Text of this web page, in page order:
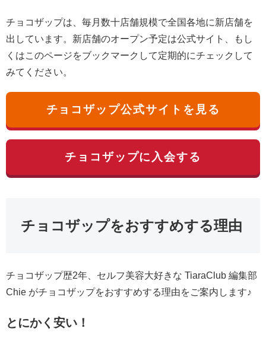
チョコザップは、毎月数十店舗規模で全国各地に新店舗を
出しています。新店舗のオープン予定は公式サイト、もし
くはこのページをブックマークして定期的にチェックして
みてください。
チョコザップ公式サイトを見る
チョコザップに入会する
チョコザップをおすすめする理由
チョコザップ歴2年、セルフ美容大好きな TiaraClub 編集部
Chie がチョコザップをおすすめする理由をご案内します♪
とにかく安い！